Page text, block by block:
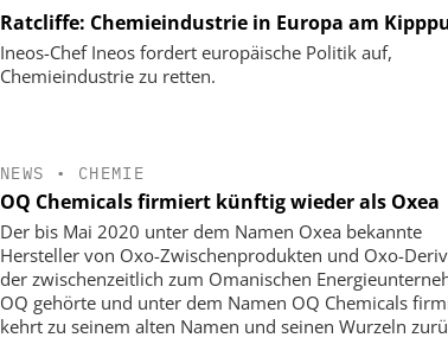
Ratcliffe: Chemieindustrie in Europa am
Ineos-Chef Ineos fordert europäische Politik auf,
Chemieindustrie zu retten.
NEWS • CHEMIE
OQ Chemicals firmiert künftig wieder als Oxea
Der bis Mai 2020 unter dem Namen Oxea bekannte
Hersteller von Oxo-Zwischenprodukten und Oxo-
der zwischenzeitlich zum Omanischen
OQ gehörte und unter dem Namen OQ Chemicals
kehrt zu seinem alten Namen und seinen Wurzeln